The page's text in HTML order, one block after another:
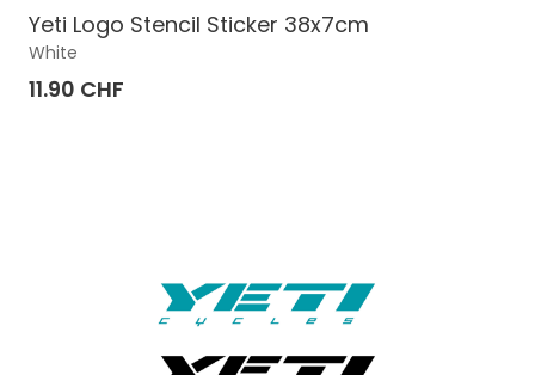
Yeti Logo Stencil Sticker 38x7cm
White
11.90 CHF